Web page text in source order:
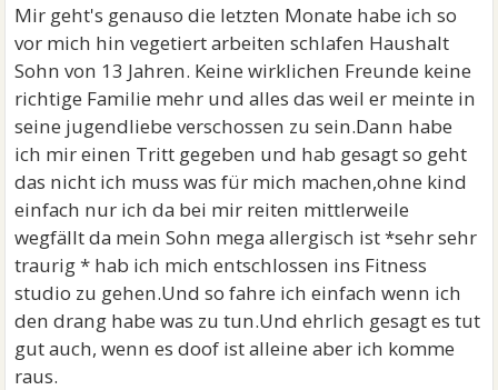
Mir geht's genauso die letzten Monate habe ich so
vor mich hin vegetiert arbeiten schlafen Haushalt
Sohn von 13 Jahren. Keine wirklichen Freunde keine
richtige Familie mehr und alles das weil er meinte in
seine jugendliebe verschossen zu sein.Dann habe
ich mir einen Tritt gegeben und hab gesagt so geht
das nicht ich muss was für mich machen,ohne kind
einfach nur ich da bei mir reiten mittlerweile
wegfällt da mein Sohn mega allergisch ist *sehr sehr
traurig * hab ich mich entschlossen ins Fitness
studio zu gehen.Und so fahre ich einfach wenn ich
den drang habe was zu tun.Und ehrlich gesagt es tut
gut auch, wenn es doof ist alleine aber ich komme
raus.